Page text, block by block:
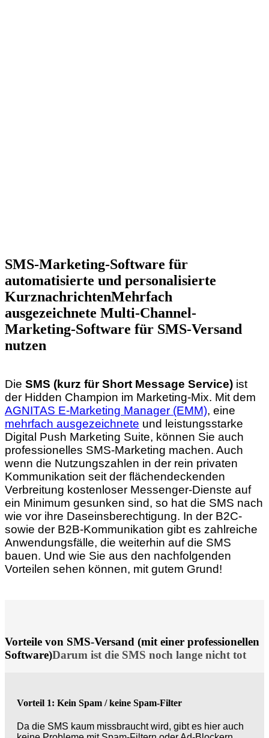
SMS-Marketing-Software für
automatisierte und personalisierte
KurznachrichtenMehrfach
ausgezeichnete Multi-Channel-
Marketing-Software für SMS-Versand
nutzen
Die SMS (kurz für Short Message Service) ist
der Hidden Champion im Marketing-Mix. Mit dem
AGNITAS E-Marketing Manager (EMM), eine
mehrfach ausgezeichnete und leistungsstarke
Digital Push Marketing Suite, können Sie auch
professionelles SMS-Marketing machen. Auch
wenn die Nutzungszahlen in der rein privaten
Kommunikation seit der flächendeckenden
Verbreitung kostenloser Messenger-Dienste auf
ein Minimum gesunken sind, so hat die SMS nach
wie vor ihre Daseinsberechtigung. In der B2C-
sowie der B2B-Kommunikation gibt es zahlreiche
Anwendungsfälle, die weiterhin auf die SMS
bauen. Und wie Sie aus den nachfolgenden
Vorteilen sehen können, mit gutem Grund!
Vorteile von SMS-Versand (mit einer professionellen
Software)Darum ist die SMS noch lange nicht tot
Vorteil 1: Kein Spam / keine Spam-Filter
Da die SMS kaum missbraucht wird, gibt es hier auch